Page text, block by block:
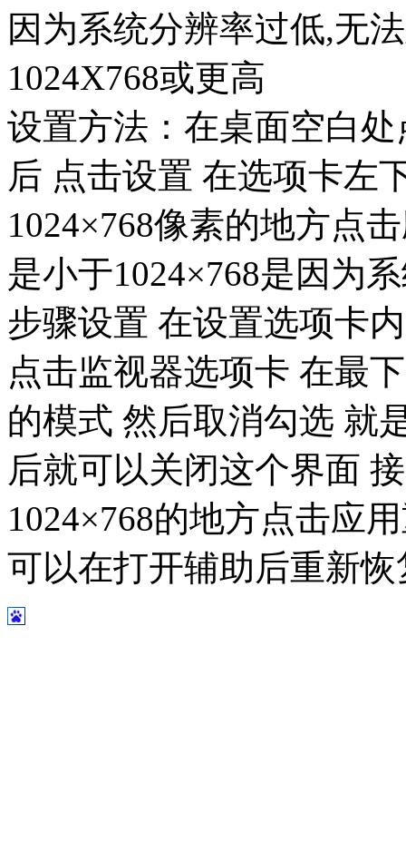
因为系统分辨率过低,无
1024X768或更高
设置方法：在桌面空白
后 点击设置 在选项卡左
1024×768像素的地方点
是小于1024×768是因为
步骤设置 在设置选项卡
点击监视器选项卡 在最
的模式 然后取消勾选 就
后就可以关闭这个界面
1024×768的地方点击应
可以在打开辅助后重新